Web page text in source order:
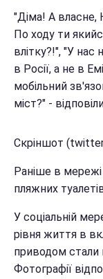
"Діма! А власне,
По ходу ти
влітку?!", "У нас
в Росії, а не в
мобільний
міст?" -
Скріншот
Раніше в
пляжних
У соціальній
рівня життя в
приводом стали
Фотографії